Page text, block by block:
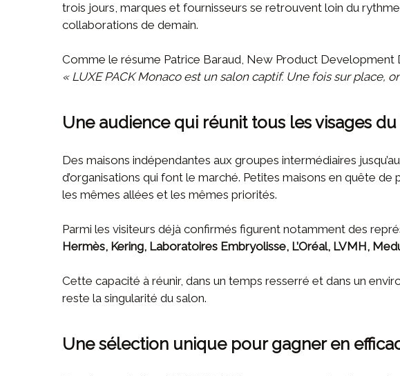
trois jours, marques et fournisseurs se retrouvent loin du
collaborations de demain.
Comme le résume Patrice Baraud, New Product
« LUXE PACK Monaco est un salon captif. Une fois sur place,
Une audience qui réunit tous les visages
Des maisons indépendantes aux groupes intermédiaires
d’organisations qui font le marché. Petites maisons en quête
les mêmes allées et les mêmes priorités.
Parmi les visiteurs déjà confirmés figurent notamment des
Hermès, Kering, Laboratoires Embryolisse, L’Oréal, LVMH,
Cette capacité à réunir, dans un temps resserré et dans un
reste la singularité du salon.
Une sélection unique pour gagner en